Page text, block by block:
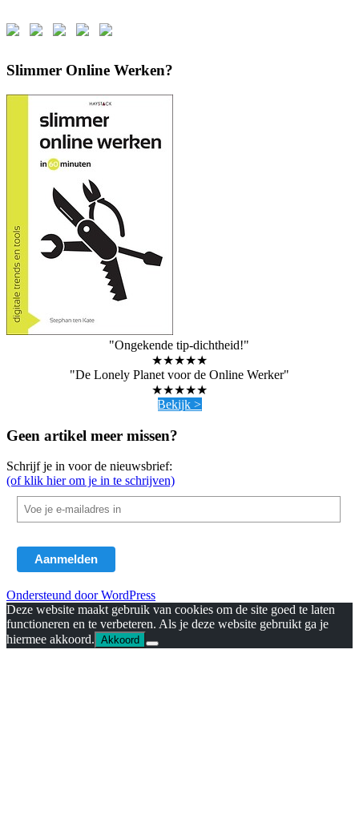
Slimmer Online Werken?
"Ongekende tip-dichtheid!"
★★★★★
"De Lonely Planet voor de Online Werker"
★★★★★
Bekijk >
Geen artikel meer missen?
Schrijf je in voor de nieuwsbrief:
(of klik hier om je in te schrijven)
Ondersteund door WordPress
Deze website maakt gebruik van cookies om de site goed te laten
functioneren en te verbeteren. Als je deze website gebruikt ga je
hiermee akkoord. Akkoord